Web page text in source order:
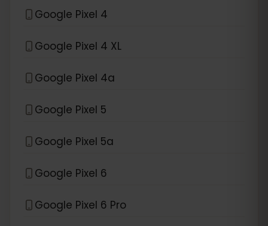
Google Pixel 4
Google Pixel 4 XL
Google Pixel 4a
Google Pixel 5
Google Pixel 5a
Google Pixel 6
Google Pixel 6 Pro